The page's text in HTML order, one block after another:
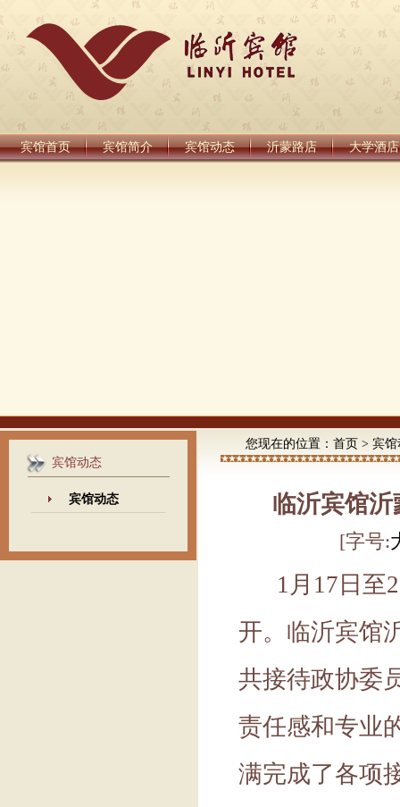
宾馆首页 宾馆简介 宾馆动态 沂蒙路店 大学酒店
宾馆动态
宾馆动态
您现在的位置： 首页 > 宾馆
临沂宾馆
[字号:
1 月 17日至
开。临沂宾馆
共接待政协委
责任感和专业
满完成了各项